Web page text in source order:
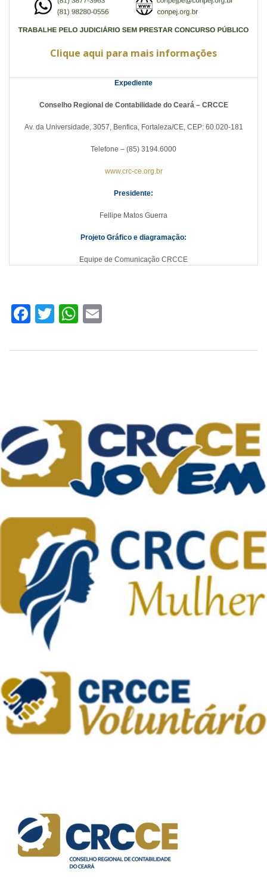
Clique aqui para mais informações
Expediente
Conselho Regional de Contabilidade do Ceará – CRCCE
Av. da Universidade, 3057, Benfica, Fortaleza/CE, CEP: 60.020-181
Telefone – (85) 3194.6000
www.crc-ce.org.br
Presidente:
Fellipe Matos Guerra
Projeto Gráfico e diagramação:
Equipe de Comunicação CRCCE
Facebook
TwitterWhatsApp